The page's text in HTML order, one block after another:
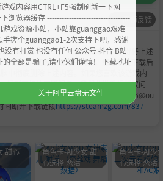
问题反馈
's 搬运作品.
各大媒体和网络，仅供试玩体验；不得将上述
否则，一切后果请用户自负。您必须在下载后
中彻底删除上述内容。如果您喜欢该游戏内
得到更好的正版服务。我们非常重视版权问
系处理。敬请谅解！E-mail：acgbns666@ou
间断开下载链接https://steamzg.com/837
甜心
角色卡-AI少女 甜
心选择 恋活
角色卡-AI少
心选择 恋活
戏内容用CTRL+F5强制刷新一下网
浏览器缓存 ----------------------------------
游戏资源小站，小站靠guanggao艰难
手搓个guanggao1-2次支持下吧，感谢
没有打赏 也没有任何 公众号 抖音 B站
全部是骗子,请小伙们谨慎！ 下载地址
关于阿里云盘无文件